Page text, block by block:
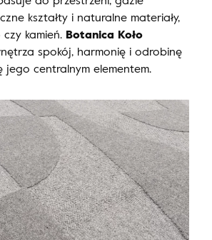
kształty i naturalne materiały,
kamień. Botanica Koło
spokój, harmonię i odrobinę
jego centralnym elementem.